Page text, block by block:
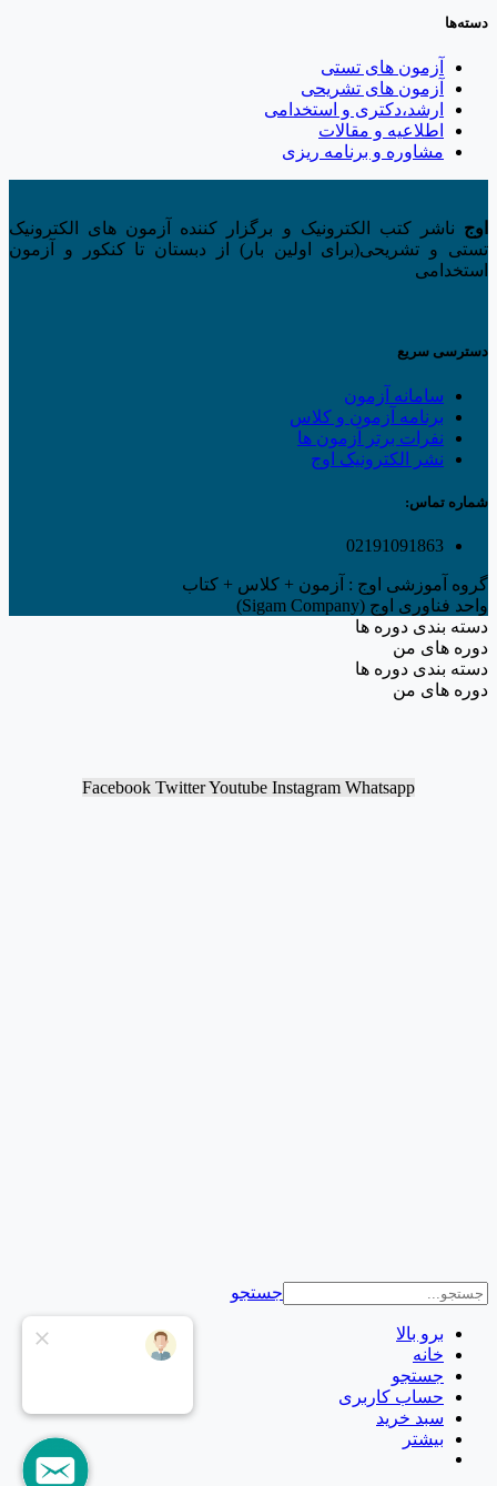
دسته‌ها
آزمون های تستی
آزمون های تشریحی
ارشد،دکتری و استخدامی
اطلاعیه و مقالات
مشاوره و برنامه ریزی
اوج ناشر کتب الکترونیک و برگزار کننده آزمون های الکترونیک
تستی و تشریحی(برای اولین بار) از دبستان تا کنکور و آزمون
استخدامی
دسترسی سریع
سامانه آزمون
برنامه آزمون و کلاس
نفرات برتر آزمون ها
نشر الکترونیک اوج
شماره تماس:
02191091863
گروه آموزشی اوج : آزمون + کلاس + کتاب
واحد فناوری اوج (Sigam Company)
دسته بندی دوره ها
دوره های من
دسته بندی دوره ها
دوره های من
Facebook TwitterYoutube Instagram Whatsapp
جستجو
برو بالا
خانه
جستجو
حساب کاربری
سبد خرید
بیشتر